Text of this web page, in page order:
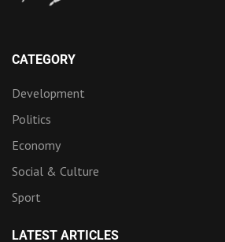
CATEGORY
Development
Politics
Economy
Social & Culture
Sport
LATEST ARTICLES